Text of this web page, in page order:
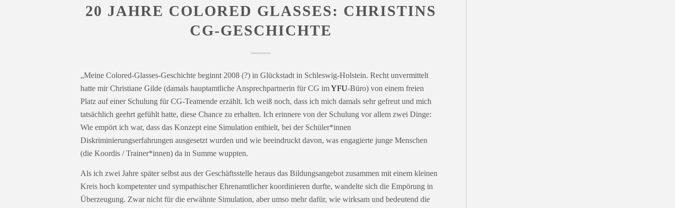
20 JAHRE COLORED GLASSES: CHRISTINS
CG-GESCHICHTE
„Meine Colored-Glasses-Geschichte beginnt 2008 (?) in Glückstadt in Schleswig-Holstein. Recht unvermittelt
hatte mir Christiane Gilde (damals hauptamtliche Ansprechpartnerin für CG imYFU-Büro) von einem freien
Platz auf einer Schulung für CG-Teamende erzählt. Ich weiß noch, dass ich mich damals sehr gefreut und mich
tatsächlich geehrt gefühlt hatte, diese Chance zu erhalten. Ich erinnere von der Schulung vor allem zwei Dinge:
Wie empört ich war, dass das Konzept eine Simulation enthielt, bei der Schüler*innen
Diskriminierungserfahrungen ausgesetzt wurden und wie beeindruckt davon, was engagierte junge Menschen
(die Koordis / Trainer*innen) da in Summe wuppten.
Als ich zwei Jahre später selbst aus der Geschäftsstelle heraus das Bildungsangebot zusammen mit einem kleinen
Kreis hoch kompetenter und sympathischer Ehrenamtlicher koordinieren durfte, wandelte sich die Empörung in
Überzeugung. Zwar nicht für die erwähnte Simulation, aber umso mehr dafür, wie wirksam und bedeutend die